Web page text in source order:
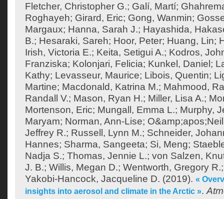
Fletcher, Christopher G.; Galí, Martí;
Roghayeh; Girard, Eric; Gong, Wanmin;
Margaux; Hanna, Sarah J.; Hayashida,
B.; Hesaraki, Sareh; Hoor, Peter; Huang, Lin;
Irish, Victoria E.; Keita, Setigui A.; Kodros,
Franziska; Kolonjari, Felicia; Kunkel, Daniel ;
Kathy; Levasseur, Maurice; Libois, Quentin;
Martine; Macdonald, Katrina M.; Mahmood,
Randall V.; Mason, Ryan H.; Miller, Lisa A.;
Mortenson, Eric; Mungall, Emma L.; Murphy,
Maryam; Norman, Ann-Lise;
Jeffrey R.; Russell, Lynn M.; Schneider,
Hannes; Sharma, Sangeeta; Si, Meng;
Nadja S.; Thomas, Jennie L.; von Salzen,
J. B.; Willis, Megan D.; Wentworth, Gregory R.
Yakobi-Hancock, Jacqueline D. (2019). «
insights into aerosol and climate in the Arctic ».